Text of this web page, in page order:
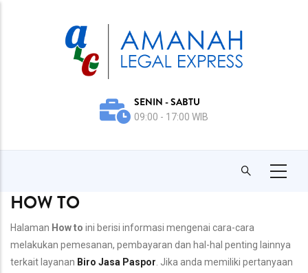
SENIN - SABTU
09:00 - 17:00 WIB
HOW TO
Halaman How to ini berisi informasi mengenai cara-cara
melakukan pemesanan, pembayaran dan hal-hal penting lainnya
terkait layanan Biro Jasa Paspor . Jika anda memiliki pertanyaan